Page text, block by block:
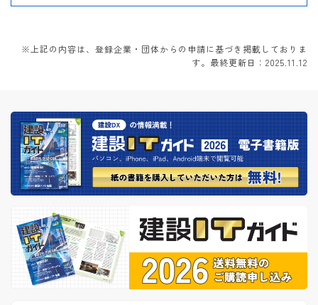
※上記の内容は、登録企業・団体からの申請に基づき掲載しておりま
す。最終更新日：2025.11.12